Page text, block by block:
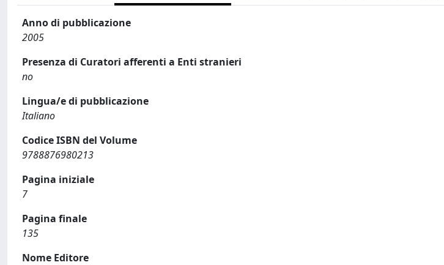
Anno di pubblicazione
2005
Presenza di Curatori afferenti a Enti stranieri
no
Lingua/e di pubblicazione
Italiano
Codice ISBN del Volume
9788876980213
Pagina iniziale
7
Pagina finale
135
Nome Editore